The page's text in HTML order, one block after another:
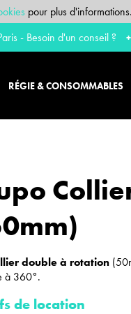
pour plus d'informations.
- Besoin d'un conseil ?
RÉGIE & CONSOMMABLES
double à rotation
à 360°.
de location